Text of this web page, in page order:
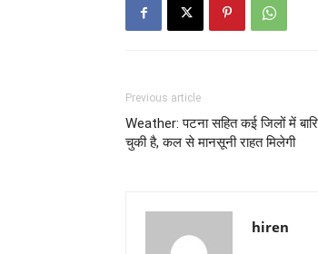
Previous article
Weather: पटना सहित कई जिलों में
चुकी है, कल से मानसूनी राहत मिलेगी
hiren